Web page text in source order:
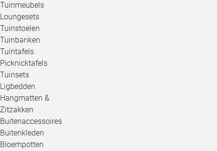
Tuinmeubels
Loungesets
Tuinstoelen
Tuinbanken
Tuintafels
Picknicktafels
Tuinsets
Ligbedden
Hangmatten &
Zitzakken
Buitenaccessoires
Buitenkleden
Bloempotten